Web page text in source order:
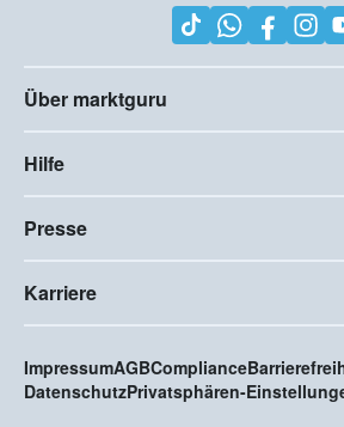
Über marktguru
Hilfe
Presse
Karriere
ImpressumAGBCompliance
DatenschutzPrivatsphären-